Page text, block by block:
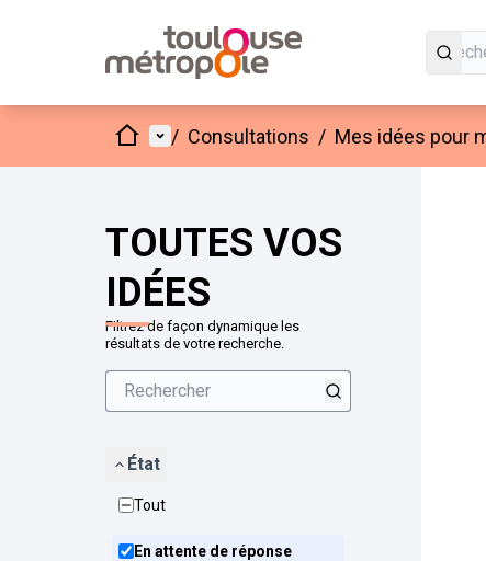
AccueilMenu principal
/ Consultations / Mes idées pour
TOUTES VOS
IDÉES
Filtrez de façon dynamique les
résultats de votre recherche.
État
Tout
En attente de réponse